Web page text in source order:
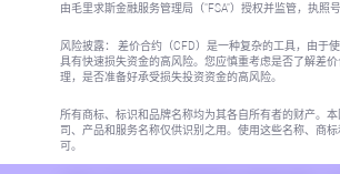
由毛里求斯金融服务管理局（"FSA"）授权并监管，执照
风险披露： 差价合约（CFD）是一种复杂的工具，由于
具有快速损失资金的高风险。您应慎重考虑是否了解差
理，是否准备好承受损失投资资金的高风险。
所有商标、标识和品牌名称均为其各自所有者的财产。
司、产品和服务名称仅供识别之用。使用这些名称、商
可。